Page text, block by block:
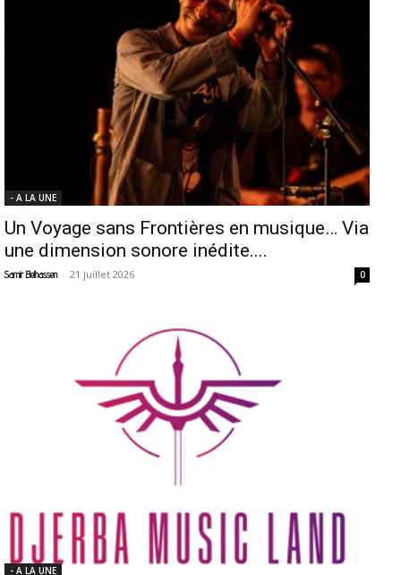
- A LA UNE
Un Voyage sans Frontières en musique… Via
une dimension sonore inédite....
Samir Belhassen - 21 juillet 2026 0
- A LA UNE